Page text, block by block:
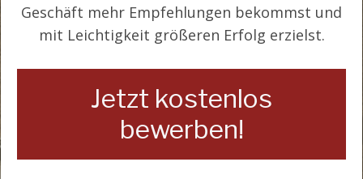
Geschäft mehr Empfehlungen bekommst und
mit Leichtigkeit größeren Erfolg erzielst.
Jetzt kostenlos
bewerben!